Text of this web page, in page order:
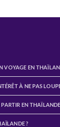
VOYAGE EN
À NE PAS
EN THAÏLANDE
?